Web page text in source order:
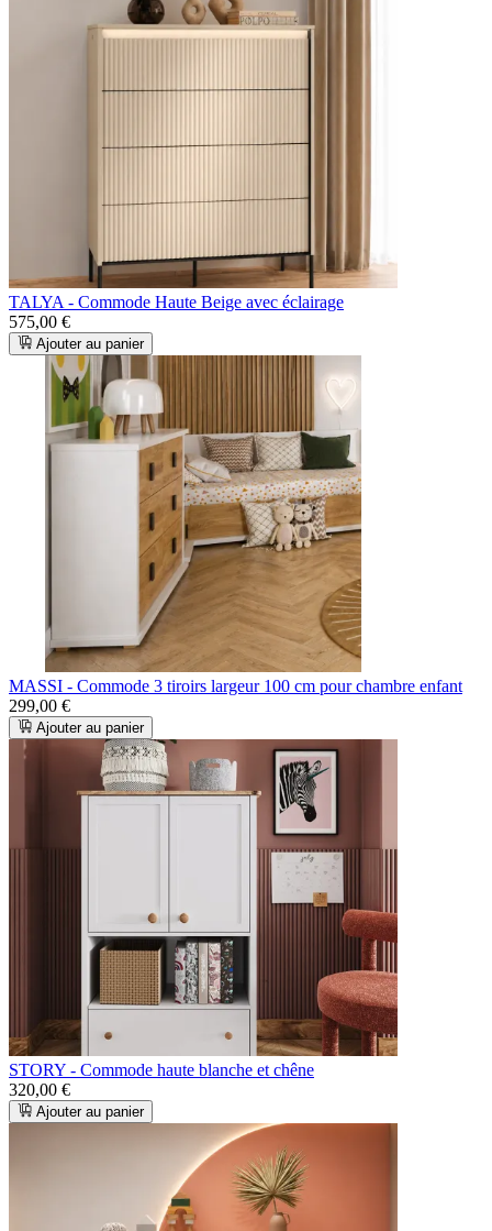
TALYA - Commode Haute Beige avec éclairage
575,00 €
Ajouter au panier
MASSI - Commode 3 tiroirs largeur 100 cm pour chambre enfant
299,00 €
Ajouter au panier
STORY - Commode haute blanche et chêne
320,00 €
Ajouter au panier